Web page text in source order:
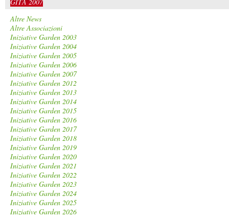
Altre News
Altre Associazioni
Iniziative Garden 2003
Iniziative Garden 2004
Iniziative Garden 2005
Iniziative Garden 2006
Iniziative Garden 2007
Iniziative Garden 2012
Iniziative Garden 2013
Iniziative Garden 2014
Iniziative Garden 2015
Iniziative Garden 2016
Iniziative Garden 2017
Iniziative Garden 2018
Iniziative Garden 2019
Iniziative Garden 2020
Iniziative Garden 2021
Iniziative Garden 2022
Iniziative Garden 2023
Iniziative Garden 2024
Iniziative Garden 2025
Iniziative Garden 2026